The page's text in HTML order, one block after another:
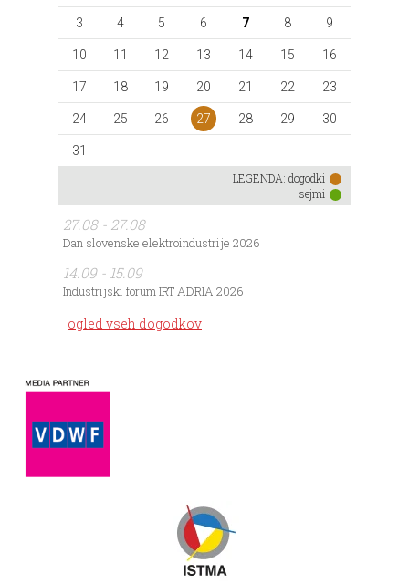
3 4 5 6 7 8 9
10 11 12 13 14 15 16
17 18 19 20 21 22 23
24 25 26 27 28 29 30
31
LEGENDA: dogodki
sejmi
27.08 - 27.08
Dan slovenske elektroindustrije 2026
14.09 - 15.09
Industrijski forum IRT ADRIA 2026
ogled vseh dogodkov